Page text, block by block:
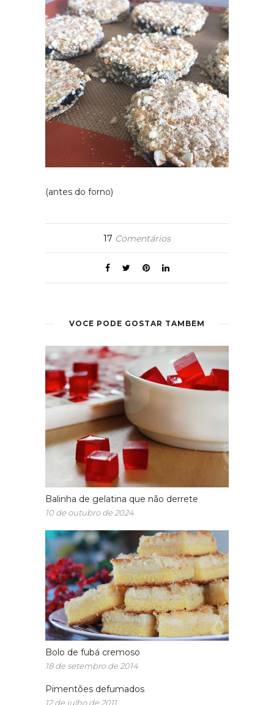
(antes do forno)
17 Comentários
VOCÊ PODE GOSTAR TAMBÉM
Balinha de gelatina que não derrete
10 de outubro de 2024
Bolo de fubá cremoso
18 de setembro de 2014
Pimentões defumados
12 de julho de 2011